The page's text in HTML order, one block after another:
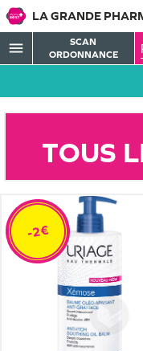
LA GRANDE
menu
SCAN
ORDONNANCE
TOUS
-2€